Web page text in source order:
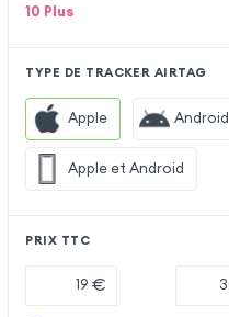
10 Plus
TYPE DE TRACKER AIRTAG
Apple Android
Apple et Android
PRIX TTC
€